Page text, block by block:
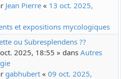
Jean Pierre « 13 oct. 2025,
et expositions mycologiques
ou Subresplendens ??
2025, 18:55 » dans Autres
gabhubert « 09 oct. 2025,